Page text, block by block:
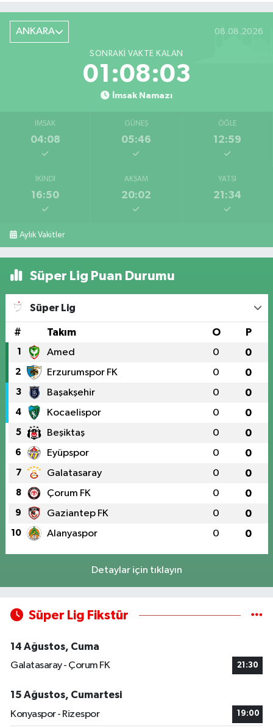
ANKARA 08.08.2026
SONRAKI VAKTE KALAN
01:08:03
İmsak Namazı
İMSAK
04:08
GÜNEŞ
05:46
ÖĞLE
12:59
İKINDI
16:50
AKŞAM
20:02
YATSI
21:34
Aylık Vakitler
Süper Lig Puan Durumu
Süper Lig
# Takım O P
1 Amed 0 0
2 Erzurumspor FK 0 0
3 Başakşehir 0 0
4 Kocaelispor 0 0
5 Beşiktaş 0 0
6 Eyüpspor 0 0
7 Galatasaray 0 0
8 Çorum FK 0 0
9 Gaziantep FK 0 0
10 Alanyaspor 0 0
Detaylar için tıklayın
Süper Lig Fikstür
14 Ağustos, Cuma
Galatasaray - Çorum FK
21:30
15 Ağustos, Cumartesi
Konyaspor - Rizespor
19:00